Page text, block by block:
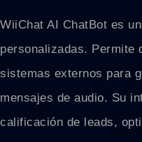
WiiChat AI ChatBot es
personalizadas. Permite
sistemas externos para
mensajes de audio. Su
calificación de leads,